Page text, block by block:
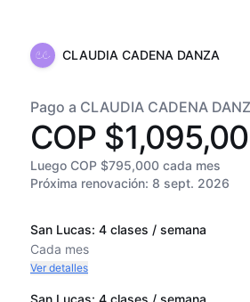
CLAUDIA CADENA DANZA
Pago a CLAUDIA CADENA
COP
Luego COP $795,000 cada mes
Próxima renovación: 8 sept. 2026
San Lucas: 4 clases / semana
Cada mes
Ver detalles
San Lucas: 4 clases / semana